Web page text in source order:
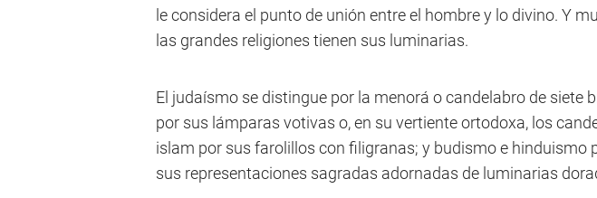
le considera el punto de unión entre el hombre y lo divino. Y
las grandes religiones tienen sus luminarias.
El judaísmo se distingue por la menorá o candelabro de siete
por sus lámparas votivas o, en su vertiente ortodoxa, los
islam por sus farolillos con filigranas; y budismo e hinduismo
sus representaciones sagradas adornadas de luminarias